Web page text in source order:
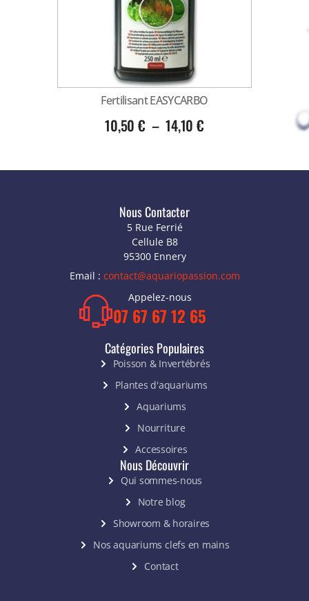
Fertilisant EASYCARBO
10,50 € – 14,10 €
Nous Contacter
5 Rue Ferrié
Cellule B8
95300 Ennery
Email : contact@aquariopassion.com
Appelez-nous
07 67 67 12 65
Catégories Populaires
Poisson & Invertébrés
Plantes d'aquariums
Aquariums
Nourriture
Accessoires
Nous Découvrir
Qui sommes-nous
Notre blog
Showroom & horaires
Nos aquariums clefs en mains
Contact